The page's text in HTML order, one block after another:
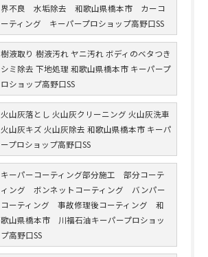
界不良 水垢除去 和歌山県橋本市 カーコ
ーティング キーパープロショップ高野口SS
樹液取り 樹液汚れ ヤニ汚れ ボディのベタつき
シミ除去 下地処理 和歌山県橋本市 キーパープ
ロショップ高野口SS
火山灰落とし 火山灰クリーニング 火山灰洗車
火山灰キズ 火山灰除去 和歌山県橋本市 キーパ
ープロショップ高野口SS
キーパーコーティング部分施工 部分コーテ
ィング ボンネットコーティング バンパー
コーティング 事故修理後コーティング 和
歌山県橋本市 川福石油キーパープロショッ
プ高野口SS